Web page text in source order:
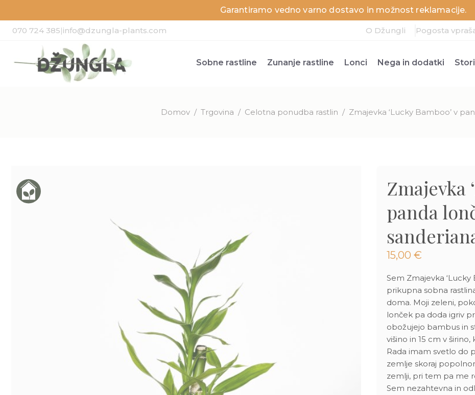
Garantiramo vedno varno dostavo in možnost reklamacije.
070 724 385|info@dzungla-plants.com O Džungli Pogosta
Sobne rastline Zunanje rastline Lonci Nega in dodatki
Domov / Trgovina / Celotna ponudba rastlin / Zmajevka ‘Lucky Bamboo’ v
Zmajevka
panda
15,00 €
Sem Zmajevka
prikupna sobna
doma. Moji zeleni,
lonček pa doda igriv
obožujejo bambus in
višino in 15 cm v
Rada imam svetlo do
zemlje skoraj
zemlji, pri tem pa me
Sem nezahtevna in